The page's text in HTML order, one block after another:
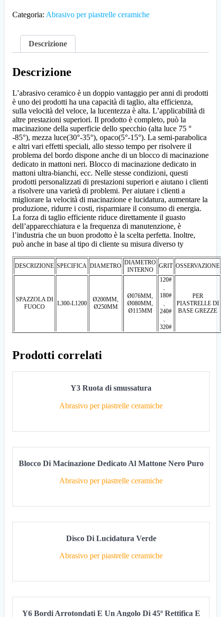
Categoria: Abrasivo per piastrelle ceramiche
Descrizione
Descrizione
L’abrasivo ceramico è un doppio vantaggio per anni di prodotti
è uno dei prodotti ha una capacità di taglio, alta efficienza,
sulla velocità del veloce, la lucentezza è alta. L’applicabilità di
altre prestazioni superiori. Il prodotto è completo, può la
macinazione della superficie dello specchio (alta luce 75 °
-85°), mezza luce(30°-35°), opaco(5°-15°). La semi-parabolica
e altri vari effetti speciali, allo stesso tempo per risolvere il
problema del bordo dispone anche di un blocco di macinazione
dedicato in mattoni neri. Blocco di macinazione dedicato in
mattoni ultra-bianchi, ecc. Nelle stesse condizioni, questi
prodotti personalizzati di prestazioni superiori e aiutano i clienti
a risolvere una varietà di problemi. Per aiutare i clienti a
migliorare la velocità di macinazione e lucidatura, aumentare la
produzione, ridurre i costi, risparmiare il consumo di energia.
La forza di taglio efficiente riduce direttamente il guasto
dell’apparecchiatura e la frequenza di manutenzione, è
l’industria che un buon prodotto è la scelta perfetta. Inoltre,
può anche in base al tipo di cliente su misura diverso ty
DESCRIZIONE SPECIFICA DIAMETRO DIAMETRO
INTERNO
GRIT OSSERVAZIONE
SPAZZOLA DI
FUOCO
L300-L1200
Ø200MM,
Ø250MM
Ø076MM,
Ø080MM,
Ø115MM
120#
180#
240#
320#
PER
PIASTRELLE DI
BASE GREZZE
Prodotti correlati
Y3 Ruota di smussatura
Abrasivo per piastrelle ceramiche
Blocco Di Macinazione Dedicato Al Mattone Nero Puro
Abrasivo per piastrelle ceramiche
Disco Di Lucidatura Verde
Abrasivo per piastrelle ceramiche
Y6 Bordi Arrotondati E Un Angolo Di 45º Rettifica E